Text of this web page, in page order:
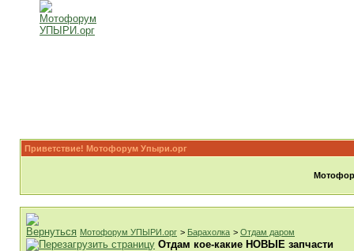
Приветствие! Мотофорум Упыри.орг
Мотофорум УПЫРИ.орг > Барахолка > Отдам даром
Отдам кое-какие НОВЫЕ запчасти